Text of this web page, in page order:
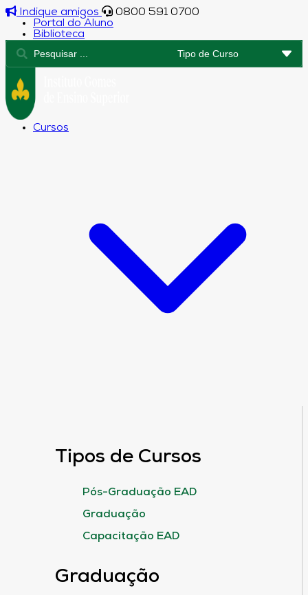
Indique amigos
0800 591 0700
Portal do Aluno
Biblioteca
Cursos
Tipos de Cursos
Pós-Graduação EAD
Graduação
Capacitação EAD
Graduação